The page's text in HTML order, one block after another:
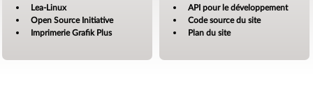
Lea-Linux
Open Source Initiative
Imprimerie Grafik Plus
API pour le développement
Code source du site
Plan du site